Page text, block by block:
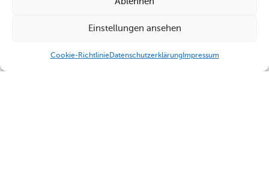
Einstellungen ansehen
Cookie-RichtlinieDatenschutzerklärungImpressum